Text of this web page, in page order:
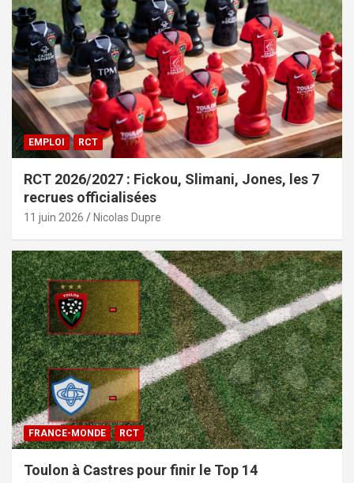
EMPLOI RCT
RCT 2026/2027 : Fickou, Slimani, Jones, les 7
recrues officialisées
11 juin 2026 Nicolas Dupre
FRANCE-MONDE RCT
Toulon à Castres pour finir le Top 14